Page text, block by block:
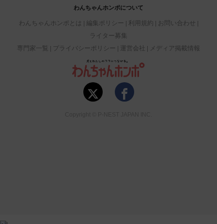
わんちゃんホンポについて
わんちゃんホンポとは 編集ポリシー 利用規約
お問い合わせ
ライター募集
専門家一覧
プライバシーポリシー 運営会社 メディア掲載情報